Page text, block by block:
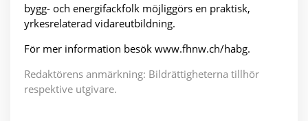
bygg- och energifackfolk möjliggörs en praktisk,
yrkesrelaterad vidareutbildning.
För mer information besök www.fhnw.ch/habg.
Redaktörens anmärkning: Bildrättigheterna tillhör
respektive utgivare.